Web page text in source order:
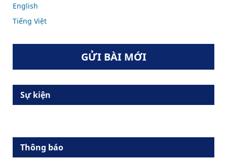
English
Tiếng Việt
GỬI BÀI MỚI
Sự kiện
Thông báo